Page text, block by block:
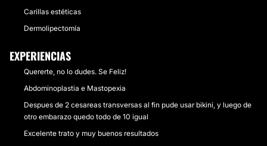
Carillas estéticas
Dermolipectomía
EXPERIENCIAS
Quererte, no lo dudes. Se Feliz!
Abdominoplastia e Mastopexia
Despues de 2 cesareas transversas al fin pude usar bikini, y luego de
otro embarazo quedo todo de 10 igual
Excelente trato y muy buenos resultados